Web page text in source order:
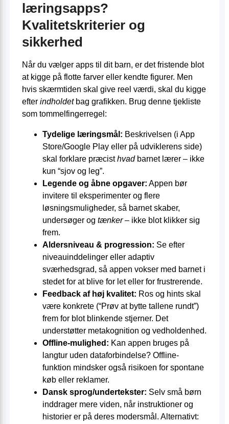
læringsapps?
Kvalitetskriterier og
sikkerhed
Når du vælger apps til dit barn, er det fristende blot
at kigge på flotte farver eller kendte figurer. Men
hvis skærmtiden skal give reel værdi, skal du kigge
efter indholdetbag grafikken. Brug denne tjekliste
som tommelfingerregel:
Tydelige læringsmål: Beskrivelsen (i App
Store/Google Play eller på udviklerens side)
skal forklare præcisthvadbarnet lærer – ikke
kun “sjov og leg”.
Legende og åbne opgaver: Appen bør
invitere til eksperimenter og flere
løsningsmuligheder, så barnet skaber,
undersøger og tænker– ikke blot klikker sig
frem.
Aldersniveau & progression: Se efter
niveauinddelinger eller adaptiv
sværhedsgrad, så appen vokser med barnet i
stedet for at blive for let eller for frustrerende.
Feedback af høj kvalitet: Ros og hints skal
være konkrete (“Prøv at bytte tallene rundt”)
frem for blot blinkende stjerner. Det
understøtter metakognition og vedholdenhed.
Offline-mulighed: Kan appen bruges på
langtur uden dataforbindelse? Offline-
funktion mindsker også risikoen for spontane
køb eller reklamer.
Dansk sprog/undertekster: Selv små børn
inddrager mere viden, når instruktioner og
historier er på deres modersmål. Alternativt: